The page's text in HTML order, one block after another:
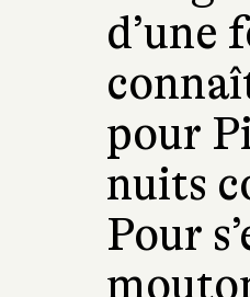
d’une
pour
nuits
Pour